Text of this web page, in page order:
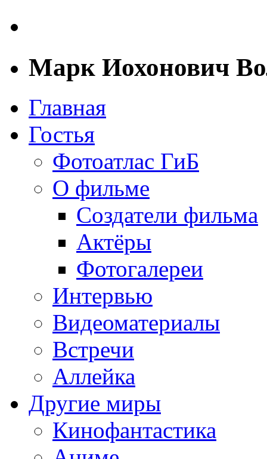
Марк Иохонович
Главная
Гостья
Фотоатлас ГиБ
О фильме
Создатели фильма
Актёры
Фотогалереи
Интервью
Видеоматериалы
Встречи
Аллейка
Другие миры
Кинофантастика